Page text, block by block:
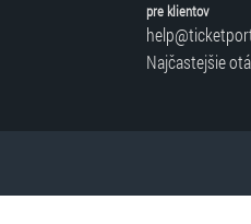
pre klientov
Najčastejšie